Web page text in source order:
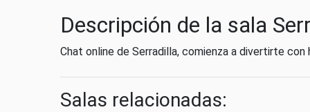
Descripción de la sala
Chat online de Serradilla, comienza a divertirte
Salas relacionadas: